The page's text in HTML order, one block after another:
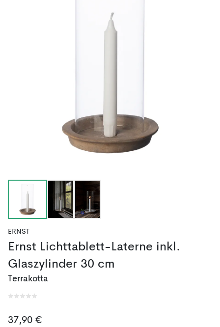
ERNST
Ernst Lichttablett-Laterne inkl.
Glaszylinder 30 cm
Terrakotta
37,90 €